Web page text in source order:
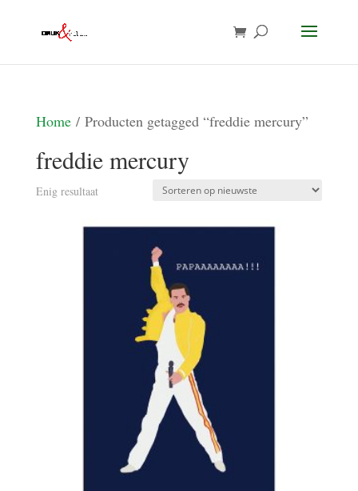
Home/ Producten getagged “freddie mercury”
freddie mercury
Enig resultaat